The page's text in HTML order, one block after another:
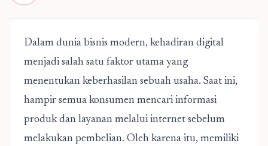
Dalam dunia bisnis modern, kehadiran digital
menjadi salah satu faktor utama yang
menentukan keberhasilan sebuah usaha. Saat ini,
hampir semua konsumen mencari informasi
produk dan layanan melalui internet sebelum
melakukan pembelian. Oleh karena itu, memiliki